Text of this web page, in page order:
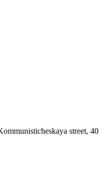
street, 40